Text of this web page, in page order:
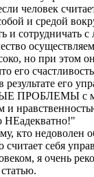
человек
и средой
и сотрудничать
но при этом
его
результате его
ПРОБЛЕМЫ с
и
НЕадекватно!"
кто недоволен
себя
я очень